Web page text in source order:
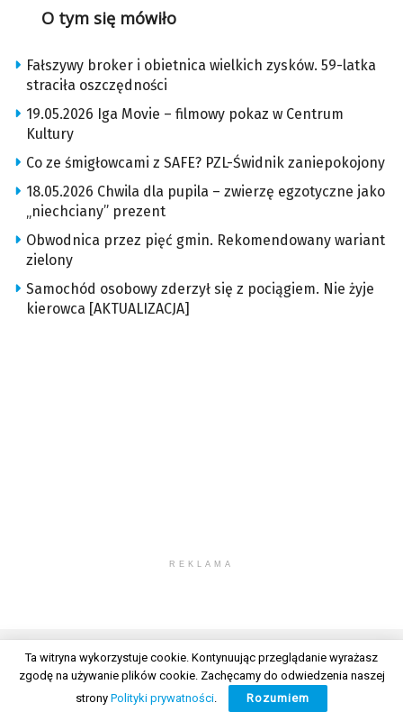
O tym się mówiło
Fałszywy broker i obietnica wielkich zysków. 59-latka
straciła oszczędności
19.05.2026 Iga Movie – filmowy pokaz w Centrum
Kultury
Co ze śmigłowcami z SAFE? PZL-Świdnik zaniepokojony
18.05.2026 Chwila dla pupila – zwierzę egzotyczne jako
„niechciany” prezent
Obwodnica przez pięć gmin. Rekomendowany wariant
zielony
Samochód osobowy zderzył się z pociągiem. Nie żyje
kierowca [AKTUALIZACJA]
REKLAMA
© 2026 Wszelkie prawa zastrzeżone. Radio Lublin S.A. w likwidacji
Ta witryna wykorzystuje cookie. Kontynuując przeglądanie wyrażasz
zgodę na używanie plików cookie. Zachęcamy do odwiedzenia naszej
strony Polityki prywatności. Rozumiem